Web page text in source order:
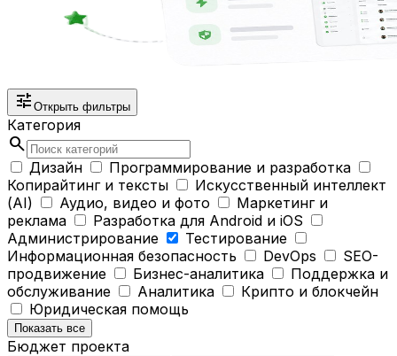
tune Открыть фильтры
Категория
search
Дизайн
Программирование и разработка
Копирайтинг и тексты
Искусственный интеллект
(AI)
Аудио, видео и фото
Маркетинг и
реклама
Разработка для Android и iOS
Администрирование
Тестирование
Информационная безопасность
DevOps
SEO-
продвижение
Бизнес-аналитика
Поддержка и
обслуживание
Аналитика
Крипто и блокчейн
Юридическая помощь
Показать все
Бюджет проекта